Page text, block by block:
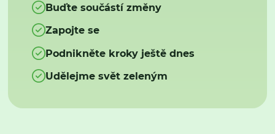
Buďte součástí změny
Zapojte se
Podnikněte kroky ještě dnes
Udělejme svět zeleným